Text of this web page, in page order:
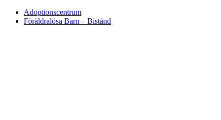
Adoptionscentrum
Föräldralösa Barn – Bistånd